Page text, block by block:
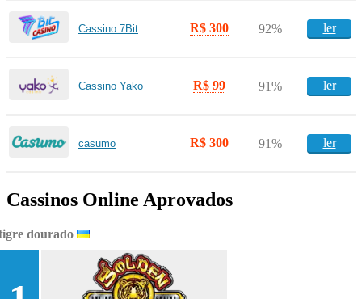
Cassino 7Bit R$ 300 92% ler
Cassino Yako R$ 99 91% ler
casumo R$ 300 91% ler
Cassinos Online Aprovados
dourado